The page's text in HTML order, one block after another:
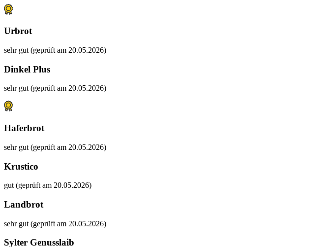
Urbrot
sehr gut (geprüft am 20.05.2026)
Dinkel Plus
sehr gut (geprüft am 20.05.2026)
Haferbrot
sehr gut (geprüft am 20.05.2026)
Krustico
gut (geprüft am 20.05.2026)
Landbrot
sehr gut (geprüft am 20.05.2026)
Sylter Genusslaib